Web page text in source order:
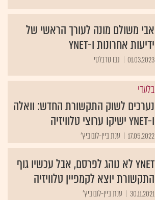
אבי משולם מונה לעורך הראשי של
ידיעות אחרונות ו-Ynet
01.03.2023 נבו טרבלסי
בלעדי
נערכים לשוק התקשורת החדש: וואלה
ו-ynet ישיקו ערוצי טלוויזיה
17.05.2022 ענת ביין-לובוביץ'
ynet לא נוהג לפרסם, אבל עכשיו גוף
התקשורת יוצא לקמפיין טלוויזיה
30.11.2021 ענת ביין-לובוביץ'